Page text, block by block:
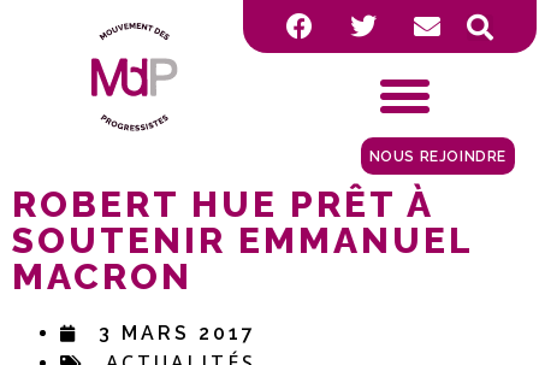
NOUS REJOINDRE
ROBERT HUE PRÊT À
SOUTENIR EMMANUEL
MACRON
3 MARS 2017